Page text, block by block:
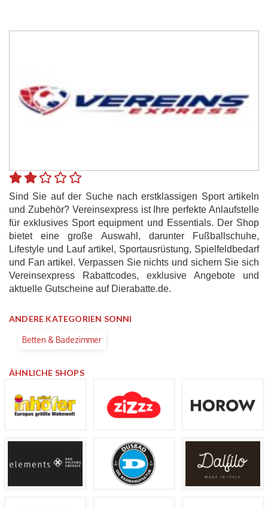
Sind Sie auf der Suche nach erstklassigen Sport artikeln
und Zubehör? Vereinsexpress ist Ihre perfekte Anlaufstelle
für exklusives Sport equipment und Essentials. Der Shop
bietet eine große Auswahl, darunter Fußballschuhe,
Lifestyle und Lauf artikel, Sportausrüstung, Spielfeldbedarf
und Fan artikel. Verpassen Sie nichts und sichern Sie sich
Vereinsexpress Rabattcodes, exklusive Angebote und
aktuelle Gutscheine auf Dierabatte.de.
ANDERE KATEGORIEN SONNI
Betten & Badezimmer
ÄHNLICHE SHOPS